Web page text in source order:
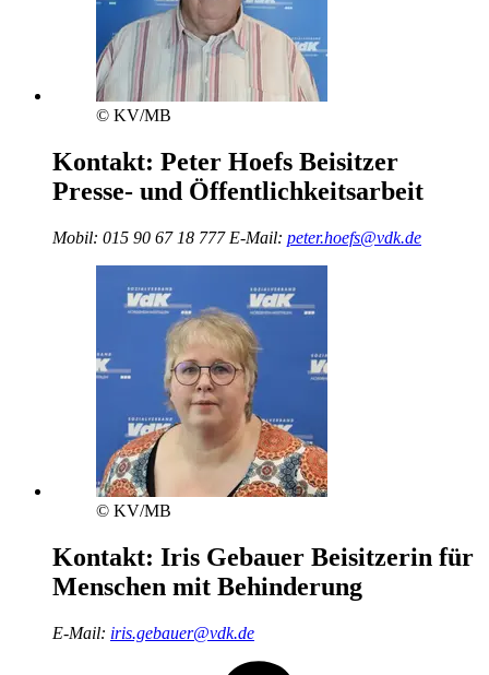
© KV/MB
Kontakt: Peter Hoefs Beisitzer
Presse- und Öffentlichkeitsarbeit
Mobil: 015 90 67 18 777 E-Mail: peter.hoefs@vdk.de
© KV/MB
Kontakt: Iris Gebauer Beisitzerin für
Menschen mit Behinderung
E-Mail: iris.gebauer@vdk.de